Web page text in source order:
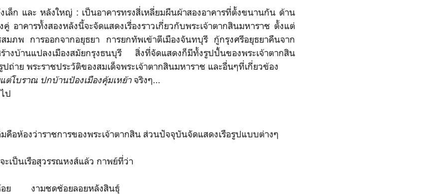
ล็ก และ หลังใหญ่ : เป็นอาคารทรงสี่เหลี่ยมผืนผ้าสองอาคารที่ตั้งขนานกัน ด้าน
อาคารทั้งสองหลังนี้จะจัดแสดงเรื่องราวเกี่ยวกับพระเจ้าตากสินมหาราช ตั้งแต่
สมภพ การออกจากอยุธยา การยกทัพเข้าตีเมืองจันทบุรี กู้กรุงศรีอยุธยาคืนจาก
บ้านแปลงเมืองสมัยกรุงธนบุรี สิ่งที่จัดแสดงก็มีทั้งรูปปั้นของพระเจ้าตากสิน
ปถ่าย พระราชประวัติของสมเด็จพระเจ้าตากสินมหาราช และอื่นๆที่เกี่ยวข้อง
ต่โบราณ ปกบ้านป้องเมืองคุ้มเหย้าจริงๆ...
ป
คือห้องว่าราชการของพระเจ้าตากสิน ส่วนปัจจุบันจัดแสดงเรือรูปแบบต่างๆ
เป็นเรือสุวรรณหงส์แล้ว กาพย์ที่ว่า
ย งามชดช้อยลอยหลังสินธุ์